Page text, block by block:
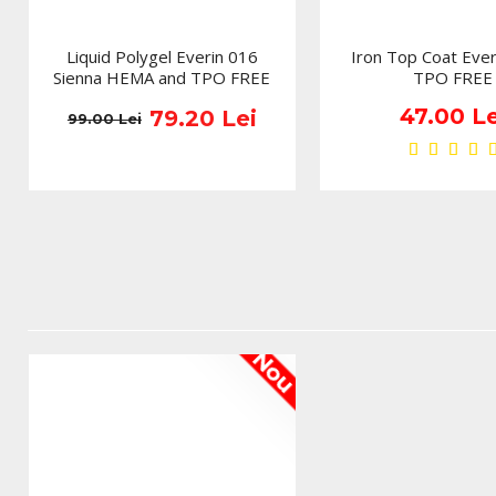
Liquid Polygel Everin 016
Sienna HEMA and TPO FREE
79.20 Lei
99.00 Lei
Iron Top Coat
TPO FREE
47.00
Nou